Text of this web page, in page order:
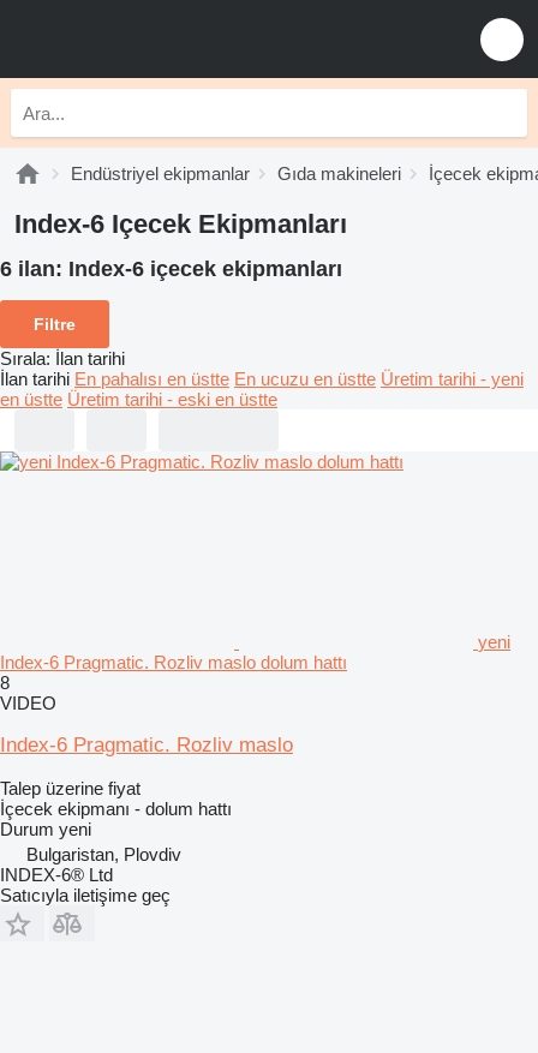
Endüstriyel ekipmanlar Gıda makineleri İçecek
Index-6 Içecek Ekipmanları
6 ilan: Index-6 içecek ekipmanları
Filtre
Sırala: İlan tarihi
İlan tarihi En pahalısı en üstte En ucuzu en üstte Üretim tarihi - yeni
en üstte Üretim tarihi - eski en üstte
yeni
Index-6 Pragmatic. Rozliv maslo dolum hattı
8
VIDEO
Index-6 Pragmatic. Rozliv maslo
Talep üzerine fiyat
İçecek ekipmanı - dolum hattı
Durum yeni
Bulgaristan, Plovdiv
INDEX-6® Ltd
Satıcıyla iletişime geç